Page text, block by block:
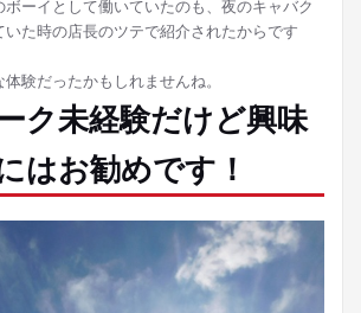
ーイとして働いていたのも、夜のキャバク
た時の店長のツテで紹介されたからです
験だったかもしれませんね。
ク未経験だけど興味
はお勧めです！